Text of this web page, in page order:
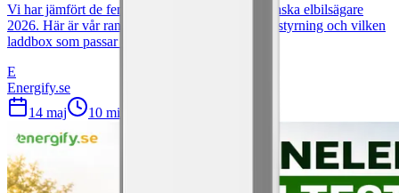
Vi har jämfört de fem bästa laddboxarna för svenska elbilsägare
2026. Här är vår ranking med pris, effekt, smart styrning och vilken
laddbox som passar vilken förare.
E
Energify.se
14 maj
10 min läsning